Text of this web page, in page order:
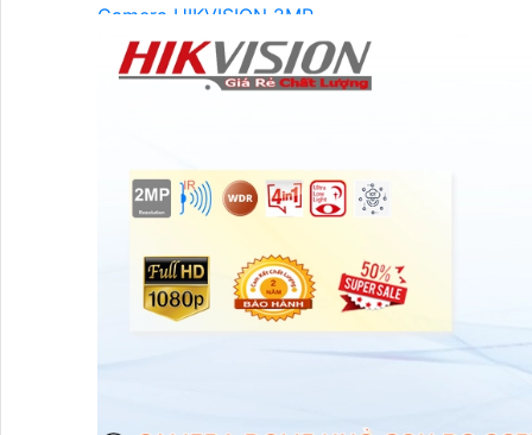
Camera HIKVISION 2MP
Camera HIKVISION 4MP
Camera HIKVISION 8MP
Camera HIKVISION Có Màu Ban Đêm
Camera Quan Sát Có Màu Khi Ánh Sáng Yếu
Thiết Bị Mạng